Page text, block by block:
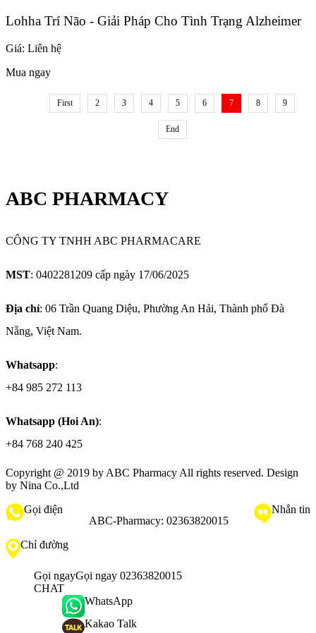
Lohha Trí Não - Giải Pháp Cho Tình Trạng Alzheimer
Giá: Liên hệ
Mua ngay
First 2 3 4 5 6 7 8 9
End
ABC PHARMACY
CÔNG TY TNHH ABC PHARMACARE
MST: 0402281209 cấp ngày 17/06/2025
Địa chỉ: 06 Trần Quang Diệu, Phường An Hải, Thành phố Đà
Nẵng, Việt Nam.
Whatsapp:
+84 985 272 113
Whatsapp (Hoi An):
+84 768 240 425
Copyright @ 2019 by ABC Pharmacy All rights reserved. Design
by Nina Co.,Ltd
Gọi điện
ABC-Pharmacy: 02363820015
Nhắn tin
Chỉ đường
Gọi ngayGọi ngay 02363820015
CHAT
WhatsApp
Kakao Talk